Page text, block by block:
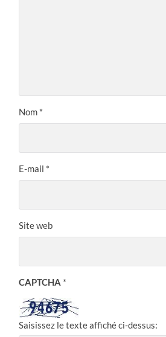
Nom *
E-mail *
Site web
CAPTCHA *
Saisissez le texte affiché ci-dessus: